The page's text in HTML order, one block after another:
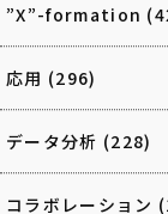
”X”-formation
応用 (296)
データ分析 (228)
コラボレーション